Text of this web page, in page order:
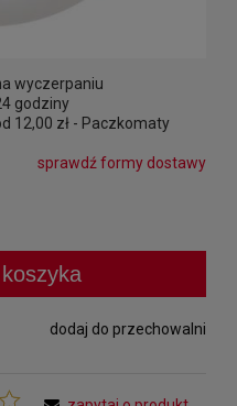
wyczerpaniu
godziny
12,00 zł - Paczkomaty
płatności
sprawdź formy dostawy
dodaj do przechowalni